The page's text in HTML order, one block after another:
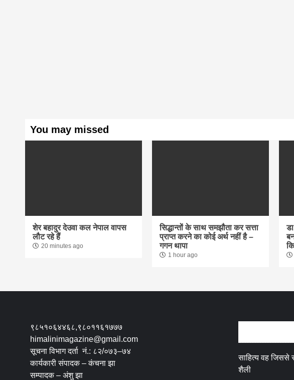
You may missed
शेर बहादुर देउवा कल नेपाल वापस
लौट रहे हैं
20 minutes ago
सिद्धान्तों के साथ समझौता कर सत्ता
प्राप्त करने का कोई अर्थ नहीं है –
गगन थापा
1 hour ago
९८५१०६४४६८,९८०११६१७७७
himalinimagazine@gmail.com
सूचना विभाग दर्ता नं.: ८२/०७३–७४
कार्यकारी संपादक – कंचना झा
सम्पादक – अंशु झा
साहित्य वह जिससे
शैली